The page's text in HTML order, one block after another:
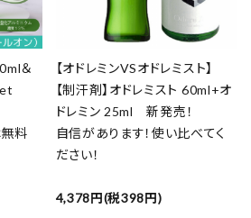
＆
料
【オドレミンVSオドレミスト】
【制汗剤】オドレミスト 60ml+オ
ドレミン 25ml 新発売！
自信があります！使い比べてく
ださい！
4,378円(税398円)